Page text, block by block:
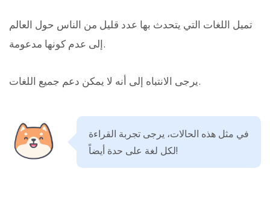
تميل اللغات التي يتحدث بها عدد قليل من الناس حول العالم
إلى عدم كونها مدعومة.
يرجى الانتباه إلى أنه لا يمكن دعم جميع اللغات.
في مثل هذه الحالات، يرجى تجربة القراءة
لكل لغة على حدة أيضاً!